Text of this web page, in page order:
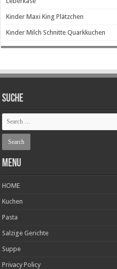
Kinder Maxi King Plätzchen
Kinder Milch Schnitte Quarkkuchen
SUCHE
Menu
HOME
Kuchen
Pasta
Salzige Gerichte
Suppe
Privacy Policy